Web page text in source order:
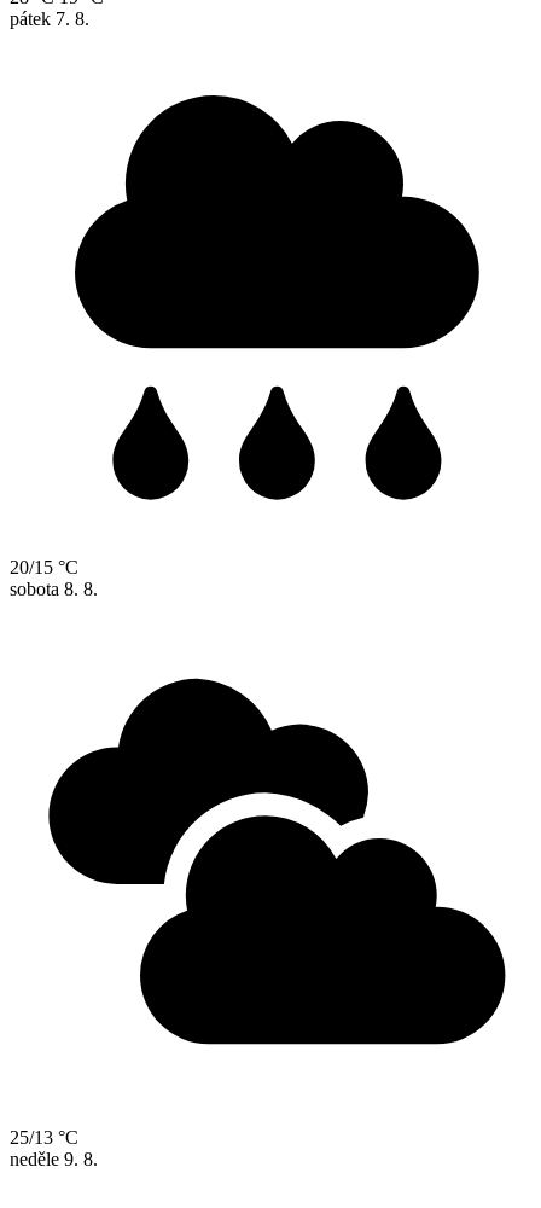
pátek 7. 8.
20/15 °C
sobota 8. 8.
25/13 °C
neděle 9. 8.